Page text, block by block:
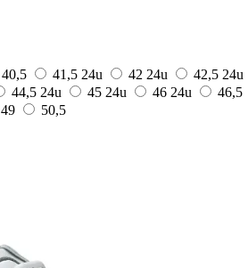
40,5 41,5 24u 42 24u 42,5 24u
44,5 24u 45 24u 46 24u
46,5
49
50,5